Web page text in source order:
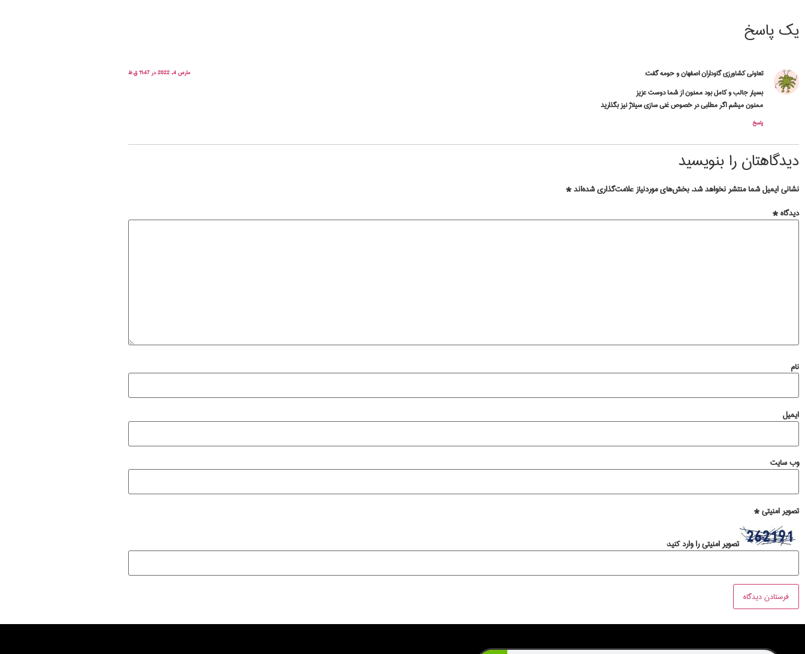
یک پاسخ
تعاونی کشاورزی گاوداران اصفهان و حومهگفت: مارس 4, 2022 در 11:47 ق.ظ
بسیار جالب و کامل بود ممنون از شما دوست عزیز
ممنون میشم اگر مطلبی در خصوص غنی سازی سیلاژ نیز بگذارید
پاسخ
دیدگاهتان را بنویسید
نشانی ایمیل شما منتشر نخواهد شد. بخش‌های موردنیاز علامت‌گذاری شده‌اند*
دیدگاه*
نام
ایمیل
وب‌ سایت
تصویر امنیتی*
تصویر امنیتی را وارد کنید: